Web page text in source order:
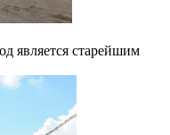
является старейшим